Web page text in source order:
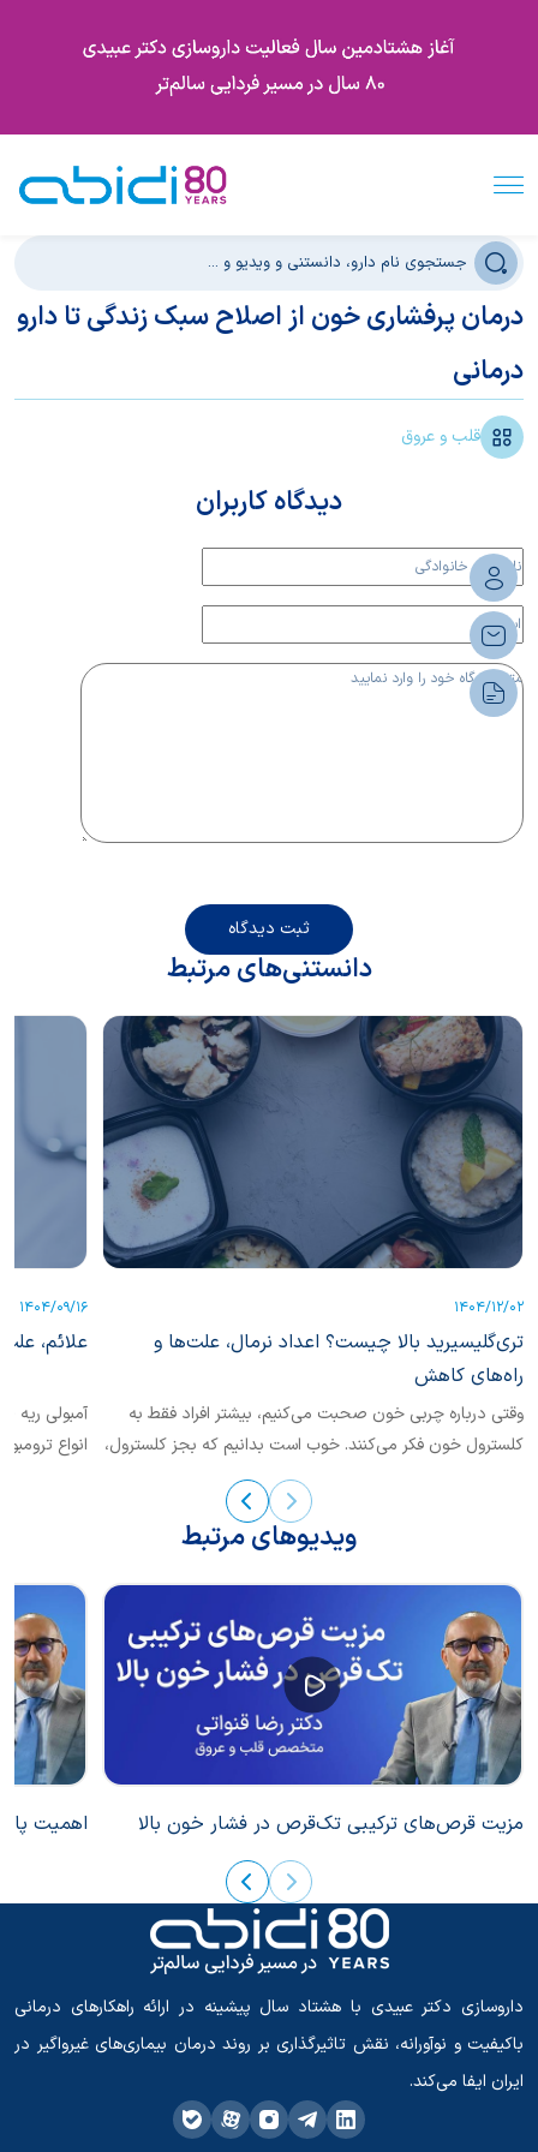
درمان پرفشاری خون از اصلاح سبک زندگی تا دارو
درمانی
قلب و عروق
دیدگاه کاربران
ثبت دیدگاه
دانستنی‌های مرتبط
1404/12/02
تری‌گلیسیرید بالا چیست؟ اعداد نرمال، علت‌ها و
راه‌های کاهش
وقتی درباره چربی خون صحبت می‌کنیم، بیشتر افراد فقط به
کلسترول خون فکر می‌کنند. خوب است بدانیم که بجز کلسترول،
یکی دیگر از انواع چربی خون نیز حائز اهمیت است که
1404/09/16
علائم،
انواع
ویدیوهای مرتبط
مزیت قرص‌های ترکیبی تک‌قرص در فشار خون بالا اهمیت
داروسازی دکتر عبیدی با هشتاد سال پیشینه در ارائه راهکارهای درمانی
باکیفیت و نوآورانه، نقش تاثیرگذاری بر روند درمان بیماری‌های غیرواگیر در
ایران ایفا می‌کند.